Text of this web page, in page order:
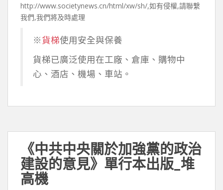
http://www.societynews.cn/html/xw/sh/,如有侵權,請聯繫
我們,我們將及時處理
※貨梯使用安全與保養
貨梯已廣泛使用在工廠、倉庫、購物中
心、酒店、機場、車站。
《中共中央關於加強黨的政治
建設的意見》單行本出版_堆
高機